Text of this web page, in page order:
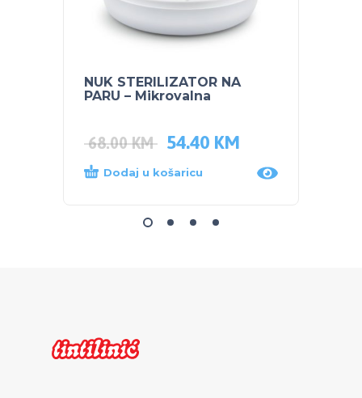
NUK STERILIZATOR NA
PARU – Mikrovalna
68.00KM 54.40 KM
Dodaj u košaricu